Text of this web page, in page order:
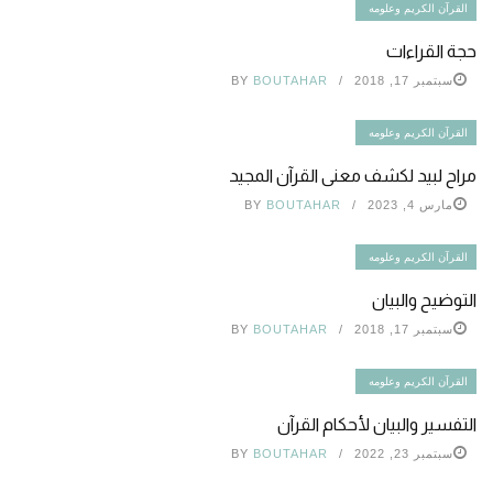
القرآن الكريم وعلومه
حجة القراءات
سبتمبر 17, 2018 BY BOUTAHAR
القرآن الكريم وعلومه
مراح لبيد لكشف معنى القرآن المجيد
مارس 4, 2023 BY BOUTAHAR
القرآن الكريم وعلومه
التوضيح والبيان
سبتمبر 17, 2018 BY BOUTAHAR
القرآن الكريم وعلومه
التفسير والبيان لأحكام القرآن
سبتمبر 23, 2022 BY BOUTAHAR